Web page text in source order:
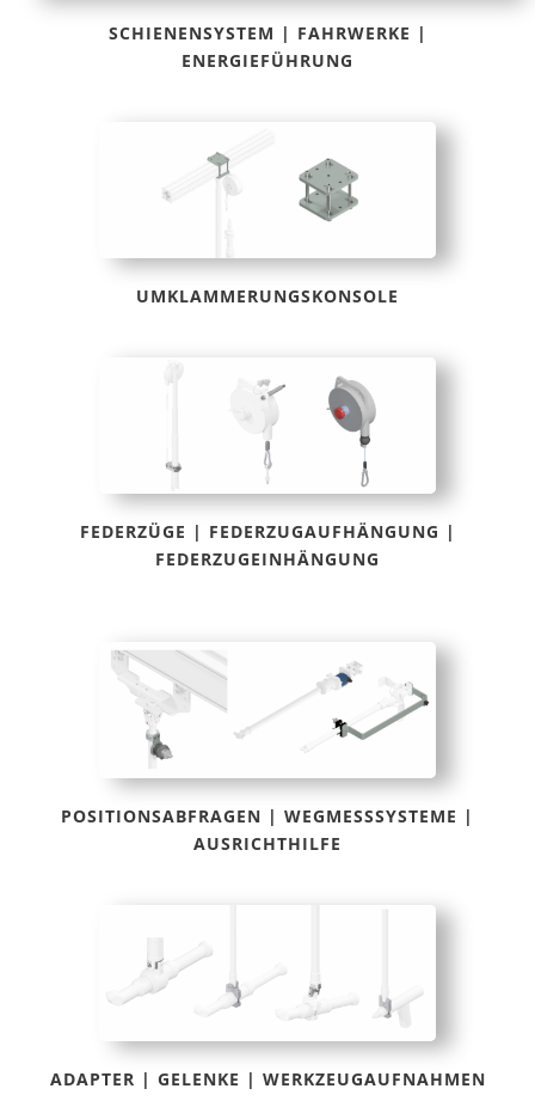
SCHIENENSYSTEM | FAHRWERKE |
ENERGIEFÜHRUNG
UMKLAMMERUNGSKONSOLE
FEDERZÜGE | FEDERZUGAUFHÄNGUNG |
FEDERZUGEINHÄNGUNG
POSITIONSABFRAGEN | WEGMESSSYSTEME |
AUSRICHTHILFE
ADAPTER | GELENKE | WERKZEUGAUFNAHMEN